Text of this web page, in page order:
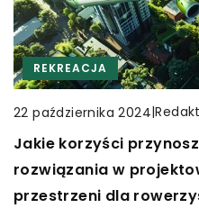
CZAS WOLNY
Odkryj tajniki dobierania
pasowały do Twojego
REKREACJA
22 października 2024|
Jakie korzyści
rozwiązania w
przestrzeni dla
INNE
na naszą cerę i zdrowie
Odkryj znaczenie